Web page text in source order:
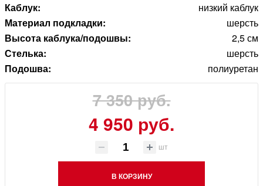
Каблук:
низкий каблук
Материал подкладки:
шерсть
Высота каблука/подошвы:
2,5 см
Стелька:
шерсть
Подошва:
полиуретан
7 350 руб.
4 950 руб.
шт
В КОРЗИНУ